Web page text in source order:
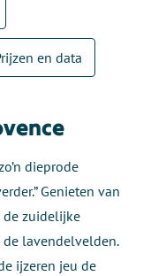
en data
dieprode
Genieten van
de zuidelijke
de lavendelvelden.
ijzeren jeu de